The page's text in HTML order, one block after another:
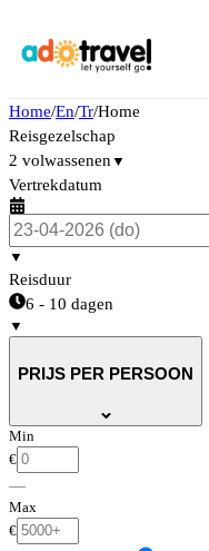
Home/En/Tr/Home
Reisgezelschap
2 volwassenen ▼
Vertrekdatum
▼
Reisduur
6 - 10 dagen
▼
PRIJS PER PERSOON
Min
€
—
Max
€